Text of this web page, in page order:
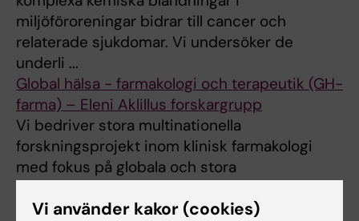
miljöföroreningar bidrar till cancer och
relaterade sjukdomar. Vi undersöker de
underli ...
Global hälsa - farmakologi och terapeutik (GH-
farma) – Eleni Aklillus forskargrupp
Vi bedriver stora multinationella
forskningsprojekt inom klinisk farmakologi
med fokus på globala och stora
Hjärnans kretsar – Konstantinos Meletis
Vi använder kakor (cookies)